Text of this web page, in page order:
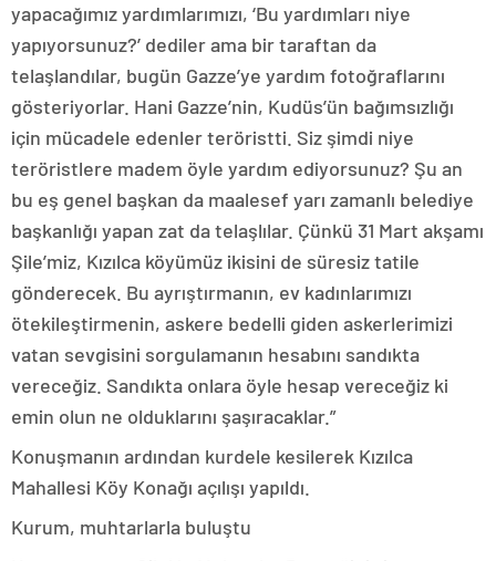
yapacağımız yardımlarımızı, ‘Bu yardımları niye
yapıyorsunuz?’ dediler ama bir taraftan da
telaşlandılar, bugün Gazze’ye yardım fotoğraflarını
gösteriyorlar. Hani Gazze’nin, Kudüs’ün bağımsızlığı
için mücadele edenler teröristti. Siz şimdi niye
teröristlere madem öyle yardım ediyorsunuz? Şu an
bu eş genel başkan da maalesef yarı zamanlı belediye
başkanlığı yapan zat da telaşlılar. Çünkü 31 Mart akşamı
Şile’miz, Kızılca köyümüz ikisini de süresiz tatile
gönderecek. Bu ayrıştırmanın, ev kadınlarımızı
ötekileştirmenin, askere bedelli giden askerlerimizi
vatan sevgisini sorgulamanın hesabını sandıkta
vereceğiz. Sandıkta onlara öyle hesap vereceğiz ki
emin olun ne olduklarını şaşıracaklar.”
Konuşmanın ardından kurdele kesilerek Kızılca
Mahallesi Köy Konağı açılışı yapıldı.
Kurum, muhtarlarla buluştu